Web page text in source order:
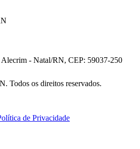
- Natal/RN, CEP: 59037-250
Todos os direitos reservados.
de Privacidade